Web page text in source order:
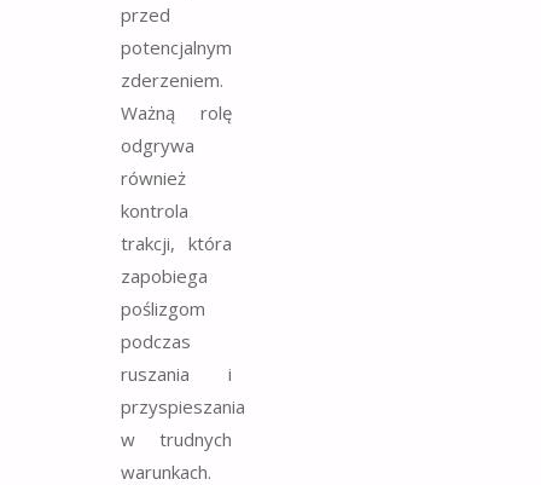
przed
potencjalnym
zderzeniem.
Ważną rolę
odgrywa
również
kontrola
trakcji, która
zapobiega
poślizgom
podczas
ruszania i
przyspieszania
w trudnych
warunkach.